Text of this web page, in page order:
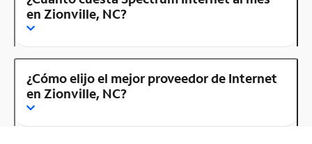
en Zionville, NC?
¿Cómo elijo el mejor proveedor de Internet
en Zionville, NC?